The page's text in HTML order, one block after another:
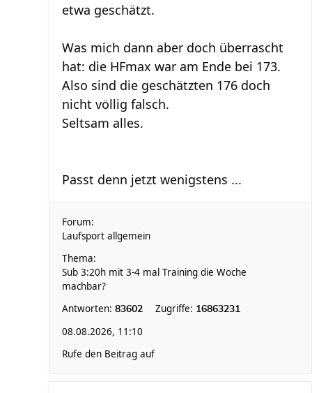
etwa geschätzt.
Was mich dann aber doch überrascht
hat: die HFmax war am Ende bei 173.
Also sind die geschätzten 176 doch
nicht völlig falsch.
Seltsam alles.
Passt denn jetzt wenigstens ...
Forum:
Laufsport allgemein
Thema:
Sub 3:20h mit 3-4 mal Training die Woche
machbar?
Antworten: 83602 Zugriffe: 16863231
08.08.2026, 11:10
Rufe den Beitrag auf